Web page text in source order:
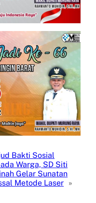
Bakti Sosial
Warga, SD Siti
Gelar Sunatan
Metode Laser »